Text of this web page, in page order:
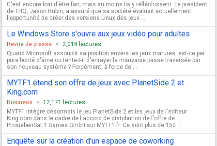
C'est encore loin d'être fait, mais au moins ils y réfléchissent. Le président
de THQ, Jason Rubin, a assuré que sa société évaluait actuellement
l'opportunité de créer des versions Linux des jeux ...
Le Windows Store s'ouvre aux jeux vidéo pour adultes
Revue de presse
2,018 lectures
Quand Microsoft assouplit sa position envers les jeux matures, est-ce par
pure bonté d'âme ou tente-t-il d'enrayer la mauvaise passe traversée par
son nouveau système ? Forcément, à force de ...
MYTF1 étend son offre de jeux avec PlanetSide 2 et
King.com
Business
12,171 lectures
MYTF1 intègre désormais le jeu PlanetSide 2 et les jeux de l'éditeur
King.com dans le cadre de l'accord de distribution de l'offre de
ProsiebenSat.1 Games GmbH sur MYTF1.fr. Ce sont plus de 150 ...
Enquête sur la création d'un espace de coworking